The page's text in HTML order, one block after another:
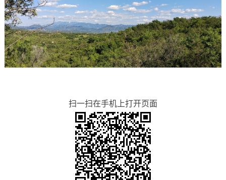
扫一扫在手机上打开页面